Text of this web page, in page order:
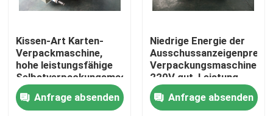
Horizontale Verpackungsmaschine
automatische Nahrungsmittelverpackungsmaschine
Kissen-Art Karten-
Verpackmaschine,
hohe leistungsfähige
Selbstverpackungsmaschine
Anfrage absenden
Niedrige Energie der
Verpackungsmaschine-
220V gut, Leistung
versiegelnd
Anfrage absenden